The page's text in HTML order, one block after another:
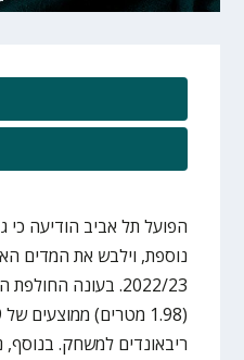
הפועל תל אביב הודיעה כי
נוספת, וילבש את המדים
ריבאונדים למשחק.